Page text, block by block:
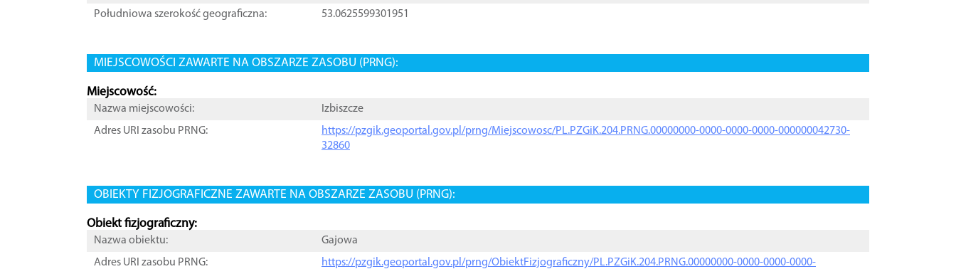
Południowa szerokość geograficzna:
53.0625599301951
MIEJSCOWOŚCI ZAWARTE NA OBSZARZE ZASOBU (PRNG):
Miejscowość:
Nazwa miejscowości:
Izbiszcze
Adres URI zasobu PRNG:
https://pzgik.geoportal.gov.pl/prng/Miejscowosc/PL.PZGiK.204.PRNG.00000000-0000-0000-0000-000000042730-
32860
OBIEKTY FIZJOGRAFICZNE ZAWARTE NA OBSZARZE ZASOBU (PRNG):
Obiekt fizjograficzny:
Nazwa obiektu:
Gajowa
Adres URI zasobu PRNG:
https://pzgik.geoportal.gov.pl/prng/ObiektFizjograficzny/PL.PZGiK.204.PRNG.00000000-0000-0000-0000-